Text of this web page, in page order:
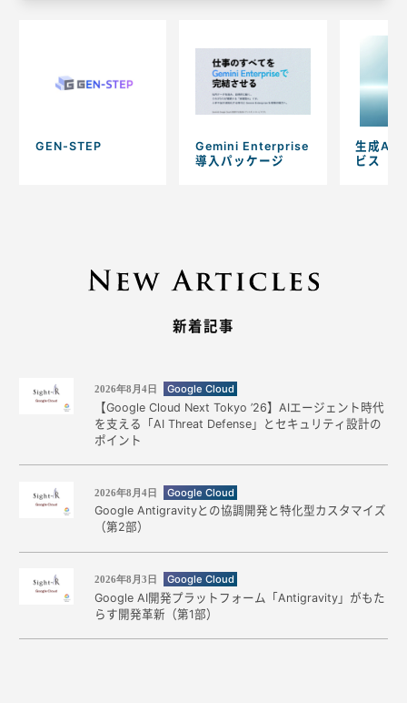
GEN-STEP
Gemini Enterprise
導入パッケージ
生成AI
ビス
新着記事
2026年8月4日 Google Cloud
【Google Cloud Next Tokyo ’26】AIエージェント時代
を支える「AI Threat Defense」とセキュリティ設計の
ポイント
2026年8月4日 Google Cloud
Google Antigravityとの協調開発と特化型カスタマイズ
（第2部）
2026年8月3日 Google Cloud
Google AI開発プラットフォーム「Antigravity」がもた
らす開発革新（第1部）